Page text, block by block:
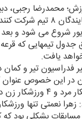
محمدرضا رجبی،
بانوان با حضور
شروع می شود و
تیمهایی كه
یافت.
فدراسیون تیر و كمان
در این خصوص عنوان
زهرا نعمتی تنها